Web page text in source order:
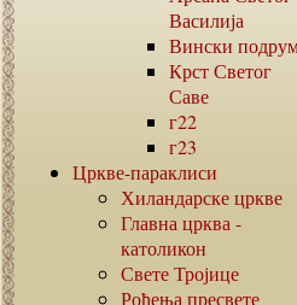
Василија
Вински
Крст Светог
Саве
г22
г23
Цркве-параклиси
Хиландарске цркве
Главна црква -
католикон
Свете Тројице
Рођења пресвете